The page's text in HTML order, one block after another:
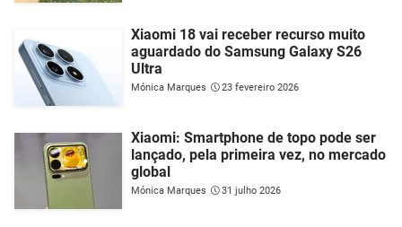
Xiaomi 18 vai receber recurso muito
aguardado do Samsung Galaxy S26
Ultra
Mónica Marques 23 fevereiro 2026
Xiaomi: Smartphone de topo pode ser
lançado, pela primeira vez, no mercado
global
Mónica Marques 31 julho 2026